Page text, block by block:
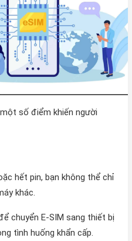
số điểm khiến người
hết pin, bạn không thể chỉ
khác.
chuyển E-SIM sang thiết bị
tình huống khẩn cấp.